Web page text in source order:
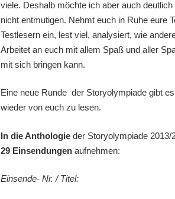
viele. Deshalb möchte ich aber auch
nicht entmutigen. Nehmt euch in Ruhe eure
Testlesern ein, lest viel, analysiert, wie
Arbeitet an euch mit allem Spaß und aller
mit sich bringen kann.
Eine neue Runde der Storyolympiade gibt
wieder von euch zu lesen.
In die Anthologie der Storyolympiade 2013/
29 Einsendungen aufnehmen:
Einsende- Nr. / Titel: